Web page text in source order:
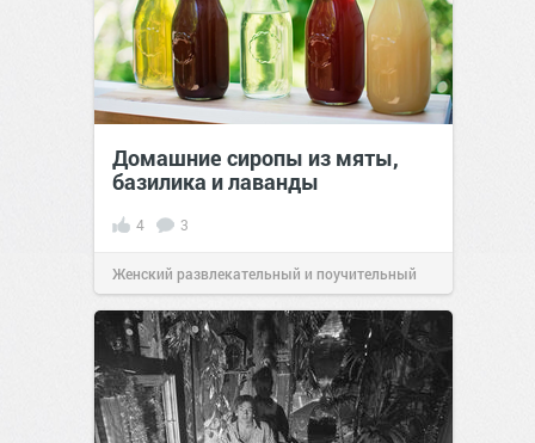
Домашние сиропы из мяты,
базилика и лаванды
4 3
Женский развлекательный и поучительный
сайт.23:0426 май 2024